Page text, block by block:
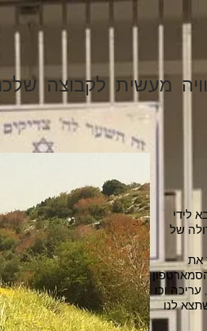
מעשית לקבוצה
לידי
של
את
וכו
לנו